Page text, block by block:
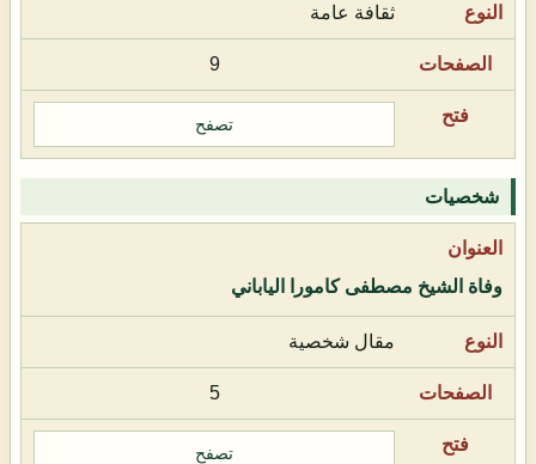
ثقافة عامة
9
تصفح
شخصيات
وفاة الشيخ مصطفى كامورا الياباني
مقال شخصية
5
تصفح